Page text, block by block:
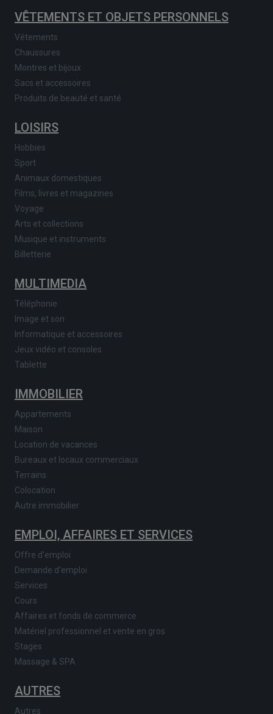
VÊTEMENTS ET OBJETS PERSONNELS
Vêtements
Chaussures
Montres et bijoux
Sacs et accessoires
Produits de beauté et santé
LOISIRS
Hobbies
Sport
Animaux domestiques
Films, livres et magazines
Voyage
Arts et collections
Musique et instruments
Billetterie
MULTIMEDIA
Téléphonie
Image et son
Informatique et accessoires
Jeux vidéo et consoles
Tablette
IMMOBILIER
Appartements
Maison
Location de vacances
Bureaux et locaux commerciaux
Terrains
Colocation
Autre immobilier
EMPLOI, AFFAIRES ET SERVICES
Offre d'emploi
Demande d'emploi
Services
Cours
Affaires et fonds de commerce
Matériel professionnel et vente en gros
Stages
Massage & SPA
AUTRES
Autres